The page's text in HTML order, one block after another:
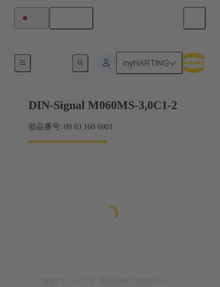
myHARTING
マザーボード ツー ドーターカード接続
DIN-Signal M060MS-3,0C1-2
部品番号: 09 03 160 6901